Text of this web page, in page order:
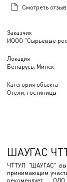
Заказчик
ИООО "Сырьевые
Локация
Беларусь, Минск
Категория объекта
Отели, гостиницы
Смотреть отзыв
ШАУГАС
ЧТТУП "ШАУГАС"
принимающим
рекомендует